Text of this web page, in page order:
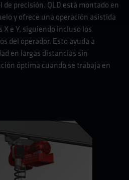
precisión. QLD está montado en
y ofrece una operación asistida
e Y, siguiendo incluso los
del operador. Esto ayuda a
en largas distancias sin
óptima cuando se trabaja en